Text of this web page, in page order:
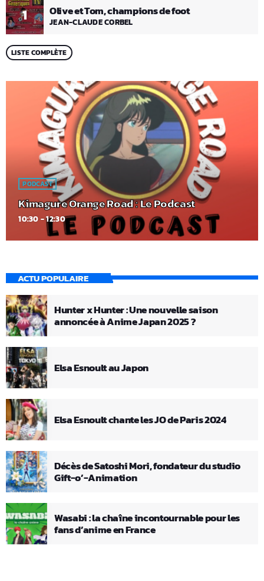
1 Olive et Tom, champions de foot
JEAN-CLAUDE CORBEL
LISTE COMPLÈTE
PODCAST
Kimagure Orange Road : Le Podcast
10:30 - 12:30
ACTU POPULAIRE
Hunter x Hunter : Une nouvelle saison
annoncée à Anime Japan 2025 ?
Elsa Esnoult au Japon
Elsa Esnoult chante les JO de Paris 2024
Décès de Satoshi Mori, fondateur du studio
Gift-o’-Animation
Wasabi : la chaîne incontournable pour les
fans d’anime en France